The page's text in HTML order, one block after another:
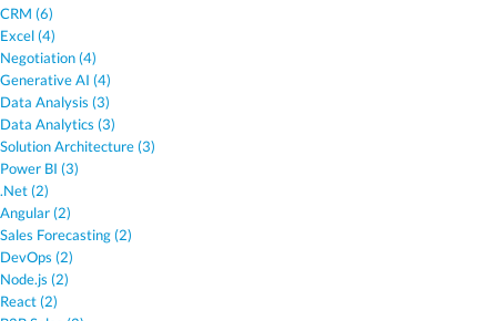
CRM (6)
Excel (4)
Negotiation (4)
Generative AI (4)
Data Analysis (3)
Data Analytics (3)
Solution Architecture (3)
Power BI (3)
.Net (2)
Angular (2)
Sales Forecasting (2)
DevOps (2)
Node.js (2)
React (2)